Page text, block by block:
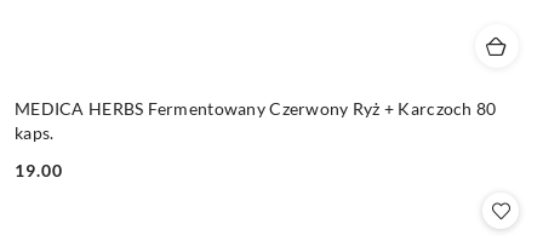
MEDICA HERBS Fermentowany Czerwony Ryż + Karczoch 80
kaps.
Cena:
19.00